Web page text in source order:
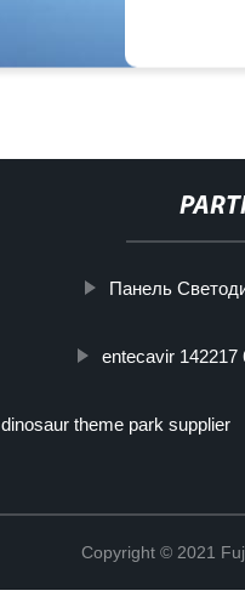
Панель
entecavir 142217
dinosaur theme park supplier
Copyright © 2021